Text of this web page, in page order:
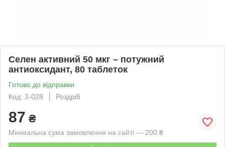
Селен активний 50 мкг – потужний
антиоксидант, 80 таблеток
Готово до відправки
Код: 3-028
Роздріб
87 ₴
Мінімальна сума замовлення на сайті — 200 ₴